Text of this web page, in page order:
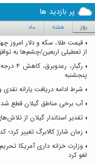
پر بازدید ها
روز هفته ماه
از تعطیلی اربعین/چشم‌ها به
رگبار،
پنجشنبه
شرط ادامه دریافت یارانه نقدی
آب برخی مناطق گیلان قطع
تقدیر استاندار گیلان از
زمان شارژ کالابرگ تغییر کرد؛
وزارت خزانه داری آمریکا
لغو کرد